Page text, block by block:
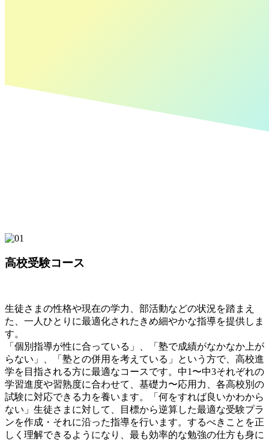
高校受験コース
生徒さまの性格や現在の学力、部活動などの状況を踏まえ
た、一人ひとりに最適化されたきめ細やかな指導を提供しま
す。
「個別指導が性に合っている」、「塾で成績がなかなか上が
らない」、「塾との併用を考えている」という方で、高校進
学を目指される方に最適なコースです。中1〜中3それぞれの
学習進度や習熟度に合わせて、基礎力〜応用力、各高校別の
試験に対応できる力を養います。「何をすれば良いかわから
ない」生徒さまに対して、目標から逆算した最適な受験プラ
ンを作成・それに沿った指導を行います。するべきことを正
しく理解できるようになり、最も効率的な勉強の仕方も身に